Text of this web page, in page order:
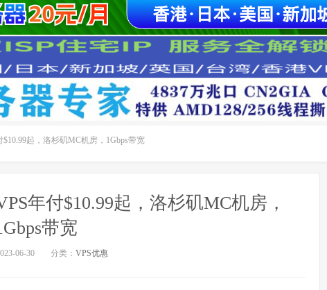
起，洛杉矶MC机房，1Gbps带宽
年付$10.99起，洛杉矶MC机房，
带宽
06-30 分类： VPS优惠